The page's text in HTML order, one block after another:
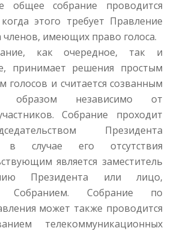
общее собрание проводится
этого требует Правление
членов, имеющих право голоса.
как очередное, так и
принимает решения простым
голосов и считается созванным
образом независимо от
Собрание проходит
Президента
в случае его отсутствия
является заместитель
Президента или лицо,
Собранием. Собрание по
может также проводится
телекоммуникационных